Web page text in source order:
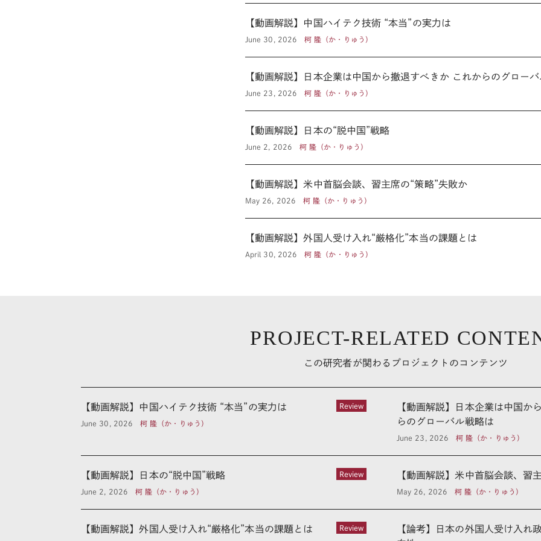
【動画解説】中国ハイテク技術 “本当”の実力は
June 30, 2026 柯 隆（か・りゅう）
【動画解説】日本企業は中国から撤退すべきか これからのグロー
June 23, 2026 柯 隆（か・りゅう）
【動画解説】日本の“脱中国”戦略
June 2, 2026 柯 隆（か・りゅう）
【動画解説】米中首脳会談、習主席の“策略”失敗か
May 26, 2026 柯 隆（か・りゅう）
【動画解説】外国人受け入れ“厳格化”本当の課題とは
April 30, 2026 柯 隆（か・りゅう）
PROJECT-RELATED
この研究者が関わるプロジェクトのコンテンツ
Review
【動画解説】中国ハイテク技術 “本当”の実力は
June 30, 2026 柯 隆（か・りゅう）
【動画解説】日本企業は中国か
らのグローバル戦略は
June 23, 2026 柯 隆（か・りゅう）
Review
【動画解説】日本の“脱中国”戦略
June 2, 2026 柯 隆（か・りゅう）
【動画解説】米中首脳会談、習
May 26, 2026 柯 隆（か・りゅう）
Review
【動画解説】外国人受け入れ“厳格化”本当の課題とは
【論考】日本の外国人受け入れ